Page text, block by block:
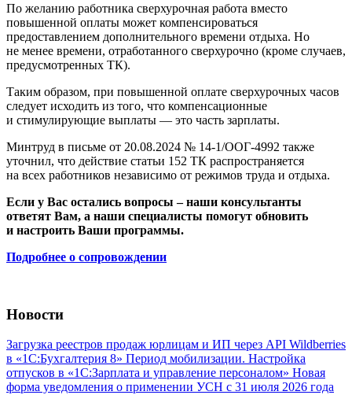
По желанию работника сверхурочная работа вместо
повышенной оплаты может компенсироваться
предоставлением дополнительного времени отдыха. Но
не менее времени, отработанного сверхурочно (кроме случаев,
предусмотренных ТК).
Таким образом, при повышенной оплате сверхурочных часов
следует исходить из того, что компенсационные
и стимулирующие выплаты — это часть зарплаты.
Минтруд в письме от 20.08.2024 № 14-1/ООГ-4992 также
уточнил, что действие статьи 152 ТК распространяется
на всех работников независимо от режимов труда и отдыха.
Если у Вас остались вопросы – наши консультанты
ответят Вам, а наши специалисты помогут обновить
и настроить Ваши программы.
Подробнее о сопровождении
Новости
Загрузка реестров продаж юрлицам и ИП через API Wildberries
в «1С:Бухгалтерия 8» Период мобилизации. Настройка
отпусков в «1С:Зарплата и управление персоналом» Новая
форма уведомления о применении УСН с 31 июля 2026 года